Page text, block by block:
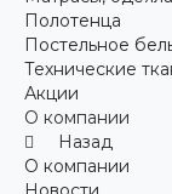
Полотенца
Постельное
Технические
Акции
О компании
Назад
О компании